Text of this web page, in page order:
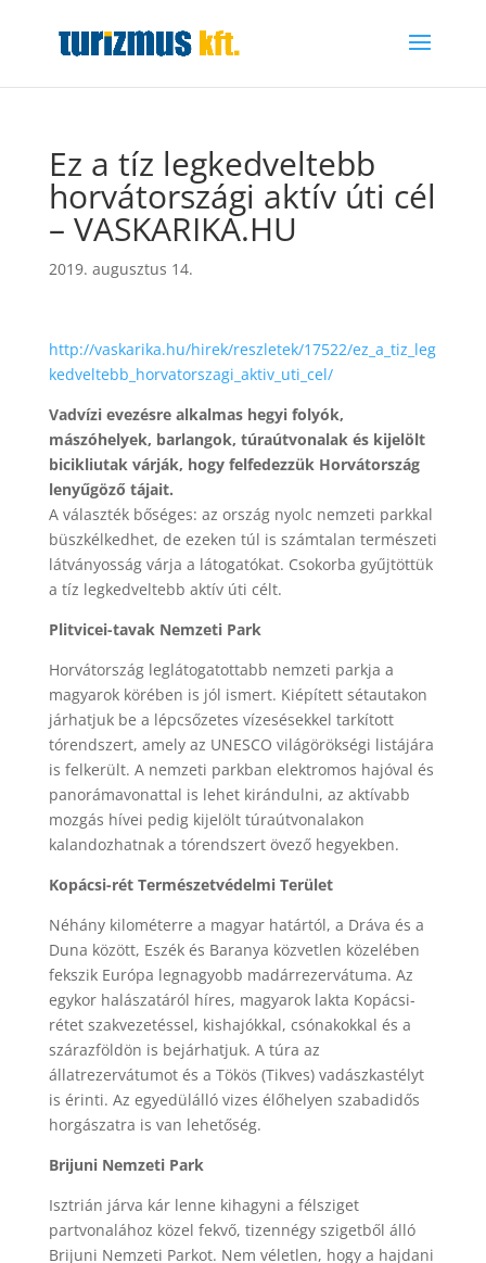
Ez a tíz legkedveltebb
horvátországi aktív úti cél
– VASKARIKA.HU
2019. augusztus 14.
http://vaskarika.hu/hirek/reszletek/17522/ez_a_tiz_leg
kedveltebb_horvatorszagi_aktiv_uti_cel/
Vadvízi evezésre alkalmas hegyi folyók,
mászóhelyek, barlangok, túraútvonalak és kijelölt
bicikliutak várják, hogy felfedezzük Horvátország
lenyűgöző tájait.
A választék bőséges: az ország nyolc nemzeti parkkal
büszkélkedhet, de ezeken túl is számtalan természeti
látványosság várja a látogatókat. Csokorba gyűjtöttük
a tíz legkedveltebb aktív úti célt.
Plitvicei-tavak Nemzeti Park
Horvátország leglátogatottabb nemzeti parkja a
magyarok körében is jól ismert. Kiépített sétautakon
járhatjuk be a lépcsőzetes vízesésekkel tarkított
tórendszert, amely az UNESCO világörökségi listájára
is felkerült. A nemzeti parkban elektromos hajóval és
panorámavonattal is lehet kirándulni, az aktívabb
mozgás hívei pedig kijelölt túraútvonalakon
kalandozhatnak a tórendszert övező hegyekben.
Kopácsi-rét Természetvédelmi Terület
Néhány kilométerre a magyar határtól, a Dráva és a
Duna között, Eszék és Baranya közvetlen közelében
fekszik Európa legnagyobb madárrezervátuma. Az
egykor halászatáról híres, magyarok lakta Kopácsi-
rétet szakvezetéssel, kishajókkal, csónakokkal és a
szárazföldön is bejárhatjuk. A túra az
állatrezervátumot és a Tökös (Tikves) vadászkastélyt
is érinti. Az egyedülálló vizes élőhelyen szabadidős
horgászatra is van lehetőség.
Brijuni Nemzeti Park
Isztrián járva kár lenne kihagyni a félsziget
partvonalához közel fekvő, tizennégy szigetből álló
Brijuni Nemzeti Parkot. Nem véletlen, hogy a hajdani